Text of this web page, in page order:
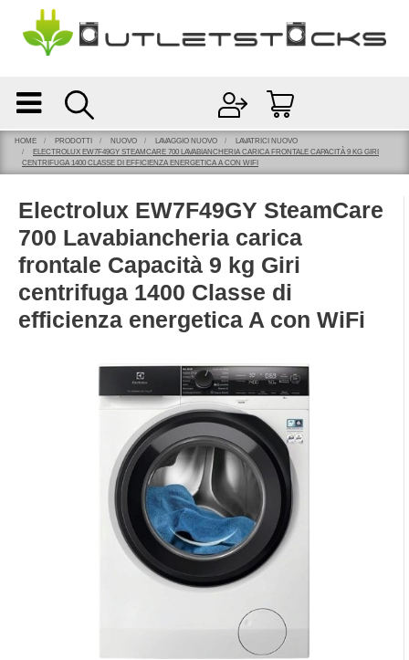
Open menu
HOME PRODOTTI NUOVO LAVAGGIO NUOVO
LAVATRICI NUOVO
ELECTROLUX EW7F49GY STEAMCARE 700 LAVABIANCHERIA CARICA FRONTALE CAPACITÀ 9 KG GIRI
CENTRIFUGA 1400 CLASSE DI EFFICIENZA ENERGETICA A CON WIFI
Electrolux EW7F49GY SteamCare
700 Lavabiancheria carica
frontale Capacità 9 kg Giri
centrifuga 1400 Classe di
efficienza energetica A con WiFi